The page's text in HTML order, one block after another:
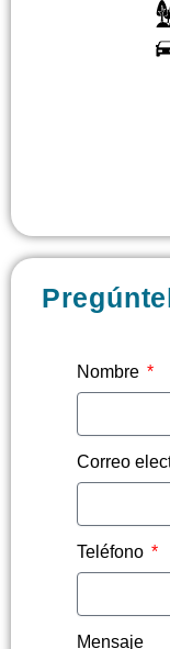
Nombre
Correo
Teléfono
Mensaje